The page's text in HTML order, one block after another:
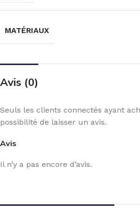
MATÉRIAUX
Avis (0)
Avis
Il n’y a pas encore d’avis.
Seuls les clients connectés ayant
possibilité de laisser un avis.